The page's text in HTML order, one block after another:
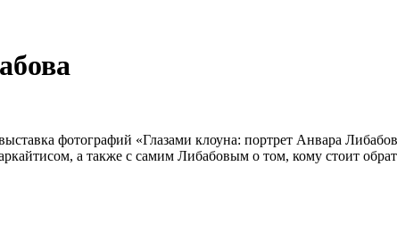
фотографий «Глазами клоуна: портрет Анвара
а также с самим Либабовым о том, кому стоит